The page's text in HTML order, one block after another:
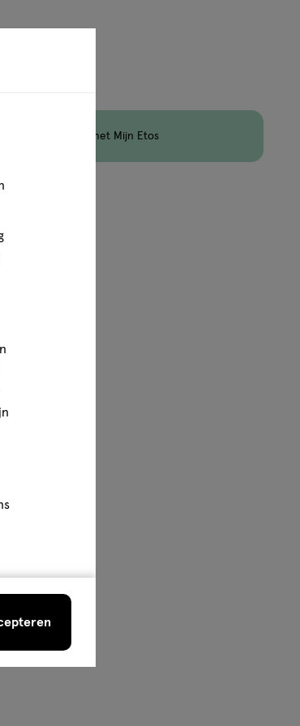
op Etos Merk met Mijn Etos